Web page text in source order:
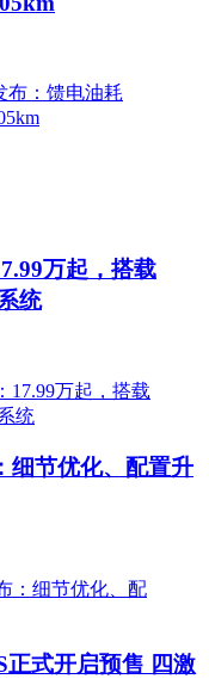
万起，搭载
统
细节优化、配置升
正式开启预售 四激